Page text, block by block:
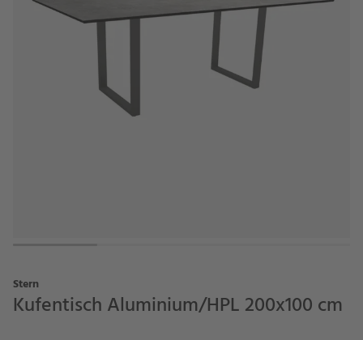
Stern
Kufentisch Aluminium/HPL 200x100 cm